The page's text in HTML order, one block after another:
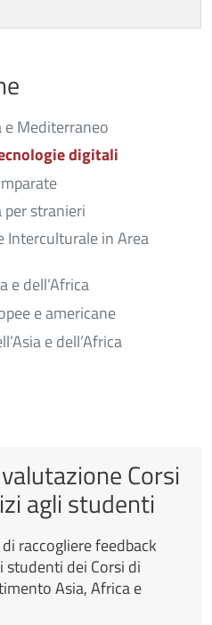
e Mediterraneo
digitali
stranieri
Interculturale in Area
e dell’Africa
e americane
e dell’Africa
Corsi
agli studenti
raccogliere feedback
studenti dei Corsi di
Asia, Africa e